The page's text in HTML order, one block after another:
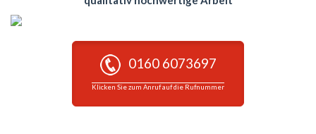
0160 6073697
Klicken Sie zum Anruf auf die Rufnummer